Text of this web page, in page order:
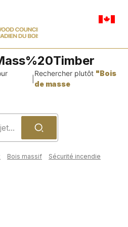
large
de nous
davantage
visant à
la
en bois
Rechercher plutôt "Bois
de masse
Bois massif
Sécurité incendie